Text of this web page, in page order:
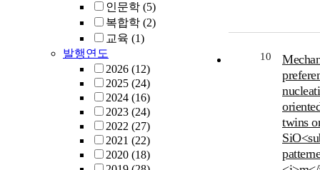
인문학 (5)
복합학 (2)
교육 (1)
발행연도
2026 (12)
2025 (24)
2024 (16)
2023 (24)
2022 (27)
2021 (22)
2020 (18)
10
twins